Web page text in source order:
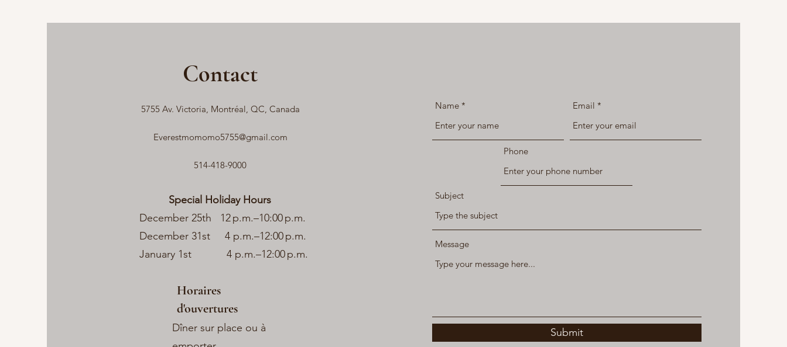
Contact
5755 Av. Victoria, Montréal, QC, Canada
Everestmomomo5755@gmail.com
514-418-9000
Horaires
d'ouvertures
Special Holiday Hours
December 25th 12 p.m.–10:00 p.m.
December 31st 4 p.m.–12:00 p.m.
January 1st 4 p.m.–12:00 p.m.
Dîner sur place ou à
Name Email
Phone
Subject
Message
Submit